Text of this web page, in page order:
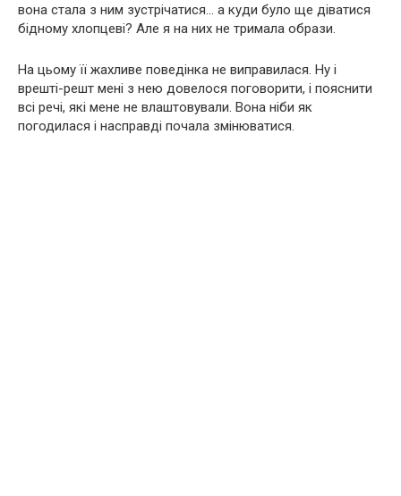
вона стала з ним зустрічатися… а куди було ще діватися
бідному хлопцеві? Але я на них не тримала образи.
На цьому її жахливе поведінка не виправилася. Ну і
врешті-решт мені з нею довелося поговорити, і пояснити
всі речі, які мене не влаштовували. Вона ніби як
погодилася і насправді почала змінюватися.